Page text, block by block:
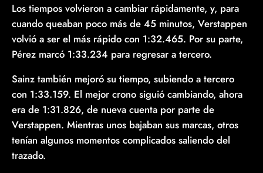
Los tiempos volvieron a cambiar rápidamente, y, para
cuando queaban poco más de 45 minutos, Verstappen
volvió a ser el más rápido con 1:32.465. Por su parte,
Pérez marcó 1:33.234 para regresar a tercero.
Sainz también mejoró su tiempo, subiendo a tercero
con 1:33.159. El mejor crono siguió cambiando, ahora
era de 1:31.826, de nueva cuenta por parte de
Verstappen. Mientras unos bajaban sus marcas, otros
tenían algunos momentos complicados saliendo del
trazado.